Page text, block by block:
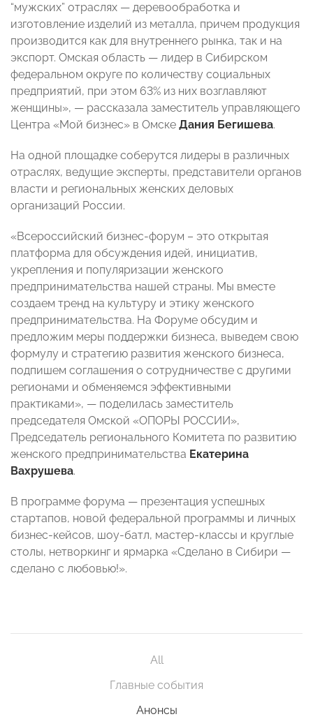
“мужских” отраслях — деревообработка и
изготовление изделий из металла, причем продукция
производится как для внутреннего рынка, так и на
экспорт. Омская область — лидер в Сибирском
федеральном округе по количеству социальных
предприятий, при этом 63% из них возглавляют
женщины», — рассказала заместитель управляющего
Центра «Мой бизнес» в Омске Дания Бегишева.
На одной площадке соберутся лидеры в различных
отраслях, ведущие эксперты, представители органов
власти и региональных женских деловых
организаций России.
«Всероссийский бизнес-форум – это открытая
платформа для обсуждения идей, инициатив,
укрепления и популяризации женского
предпринимательства нашей страны. Мы вместе
создаем тренд на культуру и этику женского
предпринимательства. На Форуме обсудим и
предложим меры поддержки бизнеса, выведем свою
формулу и стратегию развития женского бизнеса,
подпишем соглашения о сотрудничестве с другими
регионами и обменяемся эффективными
практиками», — поделилась заместитель
председателя Омской «ОПОРЫ РОССИИ»,
Председатель регионального Комитета по развитию
женского предпринимательства Екатерина
Вахрушева.
В программе форума — презентация успешных
стартапов, новой федеральной программы и личных
бизнес-кейсов, шоу-батл, мастер-классы и круглые
столы, нетворкинг и ярмарка «Сделано в Сибири —
сделано с любовью!».
All
Главные события
Анонсы